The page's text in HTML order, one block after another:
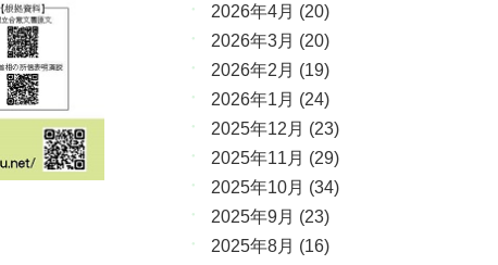
2026年4月 (20)
2026年3月 (20)
2026年2月 (19)
2026年1月 (24)
2025年12月 (23)
2025年11月 (29)
2025年10月 (34)
2025年9月 (23)
2025年8月 (16)